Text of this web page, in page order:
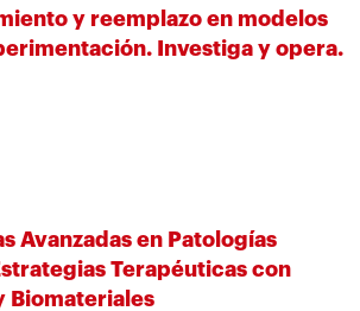
y reemplazo en modelos
Investiga y opera.
Avanzadas en Patologías
Terapéuticas con
Biomateriales